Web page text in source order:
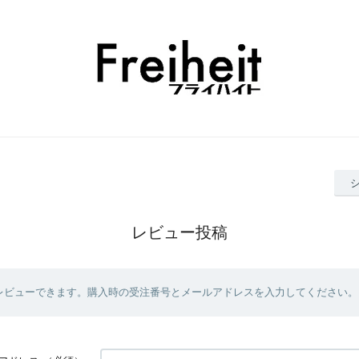
レビュー投稿
ューできます。購入時の受注番号とメールアドレスを入力してください。